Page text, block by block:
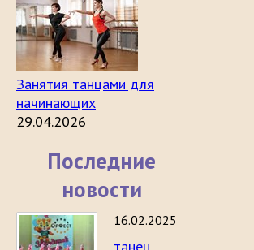
Занятия танцами для
начинающих
29.04.2026
Последние
новости
16.02.2025